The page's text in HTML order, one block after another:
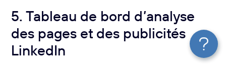
5. Tableau de bord d’analyse
des pages et des publicités
LinkedIn